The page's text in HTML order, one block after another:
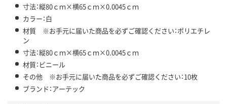
寸法：縦80ｃｍ×横65ｃｍ×0.0045ｃｍ
カラー：白
材質 ※お手元に届いた商品を必ずご確認ください：ポリエチレ
ン
寸法：縦80ｃｍ×横65ｃｍ×0.0045ｃｍ
材質：ビニール
その他 ※お手元に届いた商品を必ずご確認ください：10枚
ブランド：アーテック